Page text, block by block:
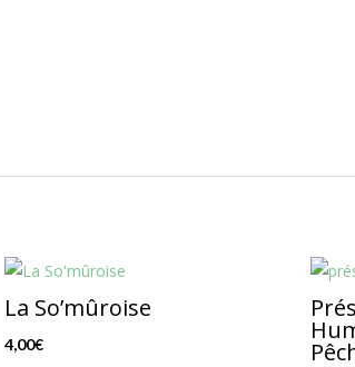
La So’mûroise
4,00€